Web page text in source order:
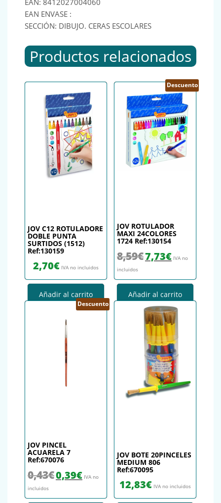
EAN: 8412027004060
EAN ENVASE :
SECCIÓN: DIBUJO. CERAS ESCOLARES
Productos relacionados
JOV C12 ROTULADORE
DOBLE PUNTA
SURTIDOS (1512)
Ref:130159
2,70€ IVA no incluidos
Añadir al carrito
Descuento
JOV ROTULADOR
MAXI 24COLORES
1724 Ref:130154
8,59€El precio original era: 8,59€.
7,73€El precio actual
IVA no
incluidos
Añadir al carrito
Descuento
JOV PINCEL
ACUARELA 7
Ref:670076
0,43€ El precio original era: 0,43€.
0,39€El precio actual es: 0,39€.
IVA no
incluidos
JOV BOTE 20PINCELES
MEDIUM 806
Ref:670095
12,83€ IVA no incluidos